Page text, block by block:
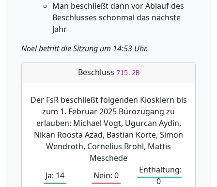
Man beschließt dann vor Ablauf des
Beschlusses schonmal das nächste
Jahr
Noel betritt die Sitzung um 14:53 Uhr.
Beschluss 715.2B
Der FsR beschließt folgenden Kiosklern bis
zum 1. Februar 2025 Bürozugang zu
erlauben: Michael Vogt, Ugurcan Aydin,
Nikan Roosta Azad, Bastian Korte, Simon
Wendroth, Cornelius Brohl, Mattis
Meschede
Ja: 14
Nein: 0
Enthaltung:
0